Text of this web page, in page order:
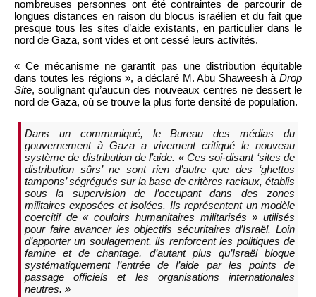
nombreuses personnes ont été contraintes de parcourir de
longues distances en raison du blocus israélien et du fait que
presque tous les sites d’aide existants, en particulier dans le
nord de Gaza, sont vides et ont cessé leurs activités.
« Ce mécanisme ne garantit pas une distribution équitable
dans toutes les régions », a déclaré M. Abu Shaweesh à Drop
Site, soulignant qu’aucun des nouveaux centres ne dessert le
nord de Gaza, où se trouve la plus forte densité de population.
Dans un communiqué, le Bureau des médias du
gouvernement à Gaza a vivement critiqué le nouveau
système de distribution de l’aide. « Ces soi-disant ‘sites de
distribution sûrs’ ne sont rien d’autre que des ‘ghettos
tampons’ ségrégués sur la base de critères raciaux, établis
sous la supervision de l’occupant dans des zones
militaires exposées et isolées. Ils représentent un modèle
coercitif de « couloirs humanitaires militarisés » utilisés
pour faire avancer les objectifs sécuritaires d’Israël. Loin
d’apporter un soulagement, ils renforcent les politiques de
famine et de chantage, d’autant plus qu’Israël bloque
systématiquement l’entrée de l’aide par les points de
passage officiels et les organisations internationales
neutres. »